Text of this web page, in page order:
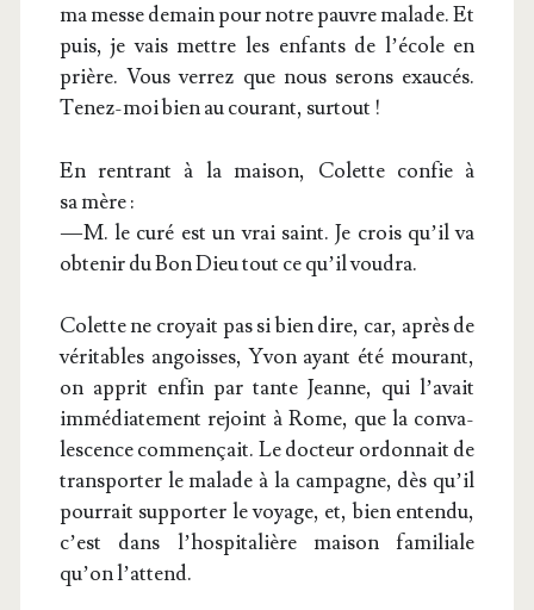
ma messe demain pour notre pauvre malade. Et
puis, je vais mettre les enfants de l’école en
prière. Vous ver­rez que nous serons exau­cés.
Tenez-moi bien au cou­rant, surtout !
En ren­trant à la mai­son, Colette confie à
sa mère :
— M. le curé est un vrai saint. Je crois qu’il va
obte­nir du Bon Dieu tout ce qu’il voudra.
Colette ne croyait pas si bien dire, car, après de
véri­tables angoisses, Yvon ayant été mou­rant,
on apprit enfin par tante Jeanne, qui l’avait
immé­dia­te­ment rejoint à Rome, que la conva­
les­cence com­men­çait. Le doc­teur ordon­nait de
trans­por­ter le malade à la cam­pagne, dès qu’il
pour­rait sup­por­ter le voyage, et, bien enten­du,
c’est dans l’hospitalière mai­son fami­liale
qu’on l’attend.